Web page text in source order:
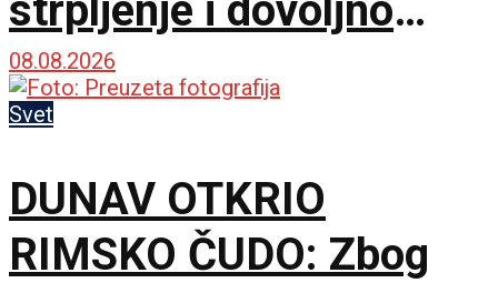
strpljenje i dovoljno
vode
08.08.2026
Svet
DUNAV OTKRIO
RIMSKO ČUDO: Zbog